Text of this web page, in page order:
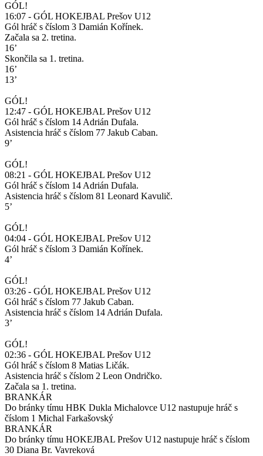
GÓL!
16:07 - GÓL HOKEJBAL Prešov U12
Gól hráč s číslom 3 Damián Kořínek.
Začala sa 2. tretina.
16’
Skončila sa 1. tretina.
16’
13’
GÓL!
12:47 - GÓL HOKEJBAL Prešov U12
Gól hráč s číslom 14 Adrián Dufala.
Asistencia hráč s číslom 77 Jakub Caban.
9’
GÓL!
08:21 - GÓL HOKEJBAL Prešov U12
Gól hráč s číslom 14 Adrián Dufala.
Asistencia hráč s číslom 81 Leonard Kavulič.
5’
GÓL!
04:04 - GÓL HOKEJBAL Prešov U12
Gól hráč s číslom 3 Damián Kořínek.
4’
GÓL!
03:26 - GÓL HOKEJBAL Prešov U12
Gól hráč s číslom 77 Jakub Caban.
Asistencia hráč s číslom 14 Adrián Dufala.
3’
GÓL!
02:36 - GÓL HOKEJBAL Prešov U12
Gól hráč s číslom 8 Matias Ličák.
Asistencia hráč s číslom 2 Leon Ondričko.
Začala sa 1. tretina.
BRANKÁR
Do bránky tímu HBK Dukla Michalovce U12 nastupuje hráč s
číslom 1 Michal Farkašovský
BRANKÁR
Do bránky tímu HOKEJBAL Prešov U12 nastupuje hráč s číslom
30 Diana Br. Vavreková